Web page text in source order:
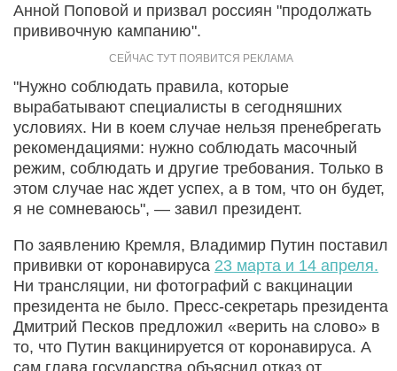
Анной Поповой и призвал россиян "продолжать
прививочную кампанию".
"Нужно соблюдать правила, которые
вырабатывают специалисты в сегодняшних
условиях. Ни в коем случае нельзя пренебрегать
рекомендациями: нужно соблюдать масочный
режим, соблюдать и другие требования. Только в
этом случае нас ждет успех, а в том, что он будет,
я не сомневаюсь", — завил президент.
По заявлению Кремля, Владимир Путин поставил
прививки от коронавируса 23 марта и 14 апреля.
Ни трансляции, ни фотографий с вакцинации
президента не было. Пресс-секретарь президента
Дмитрий Песков предложил «верить на слово» в
то, что Путин вакцинируется от коронавируса. А
сам глава государства объяснил отказ от